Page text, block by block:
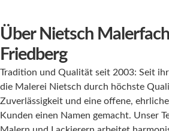
Über Nietsch
Friedberg
Tradition und Qualität seit 2003: Seit
die Malerei Nietsch durch höchste
Zuverlässigkeit und eine offene,
Kunden einen Namen gemacht. Unser